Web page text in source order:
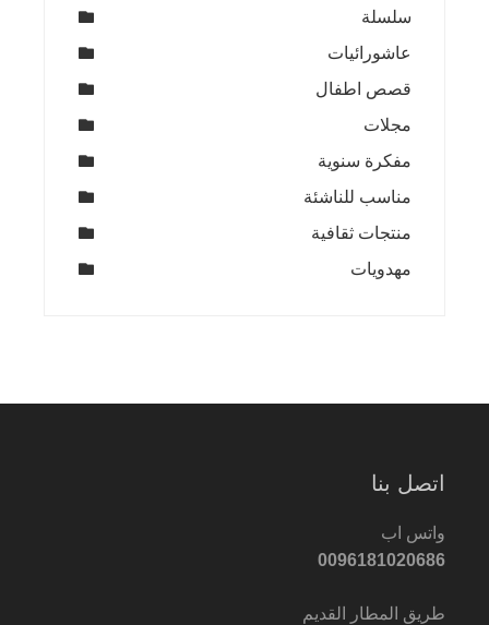
سلسلة
عاشورائيات
قصص اطفال
مجلات
مفكرة سنوية
مناسب للناشئة
منتجات ثقافية
مهدويات
اتصل بنا
واتس اب
0096181020686
طريق المطار القديم